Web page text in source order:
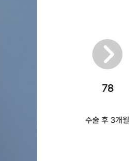
78
수술 후 3개월